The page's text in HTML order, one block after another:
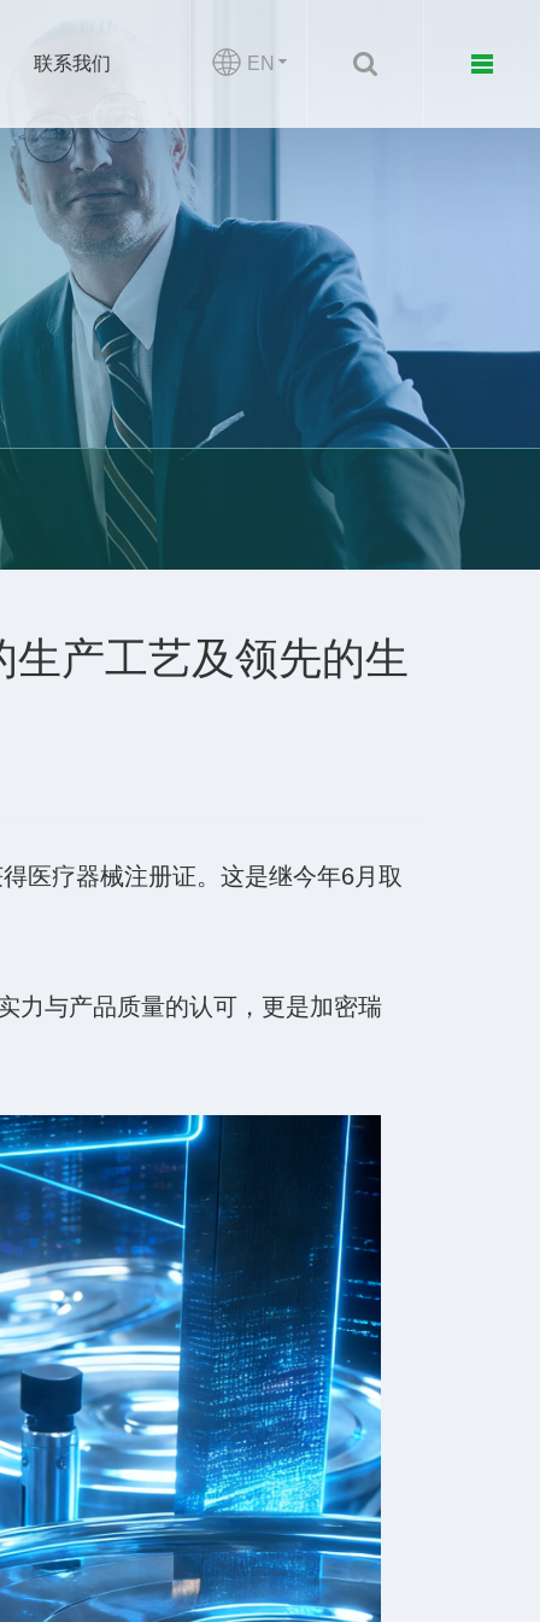
EN
联系我们
产工艺及领先的生
医疗器械注册证。这是继今年6月取
力与产品质量的认可，更是加密瑞